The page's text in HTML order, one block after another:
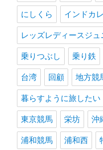
にしくら インドカ
レッズレディースジュ
乗りつぶし 乗り鉄
台湾 回顧 地方競
暮らすように旅したい
東京競馬 栄坊 沖
浦和競馬 浦和西